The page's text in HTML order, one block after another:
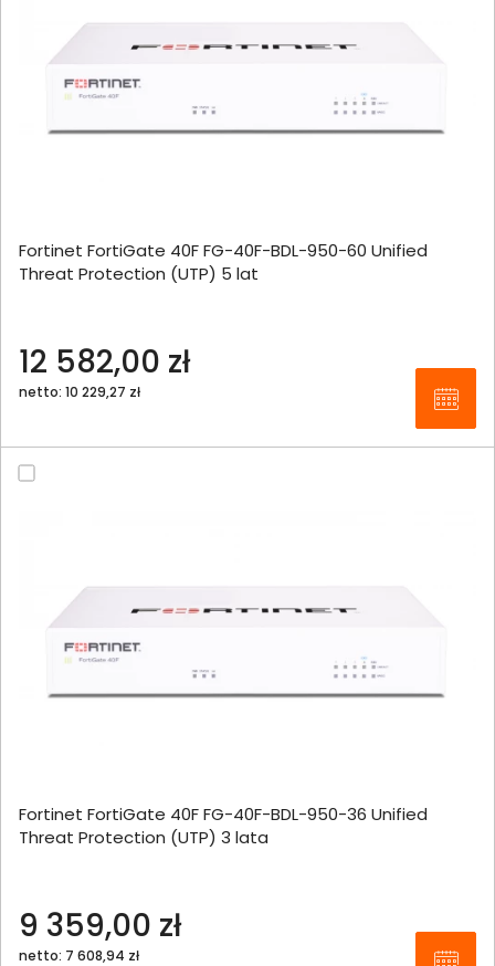
Fortinet FortiGate 40F FG-40F-BDL-950-60 Unified
Threat Protection (UTP) 5 lat
12 582,00 zł
netto: 10 229,27 zł
Fortinet FortiGate 40F FG-40F-BDL-950-36 Unified
Threat Protection (UTP) 3 lata
9 359,00 zł
netto: 7 608,94 zł